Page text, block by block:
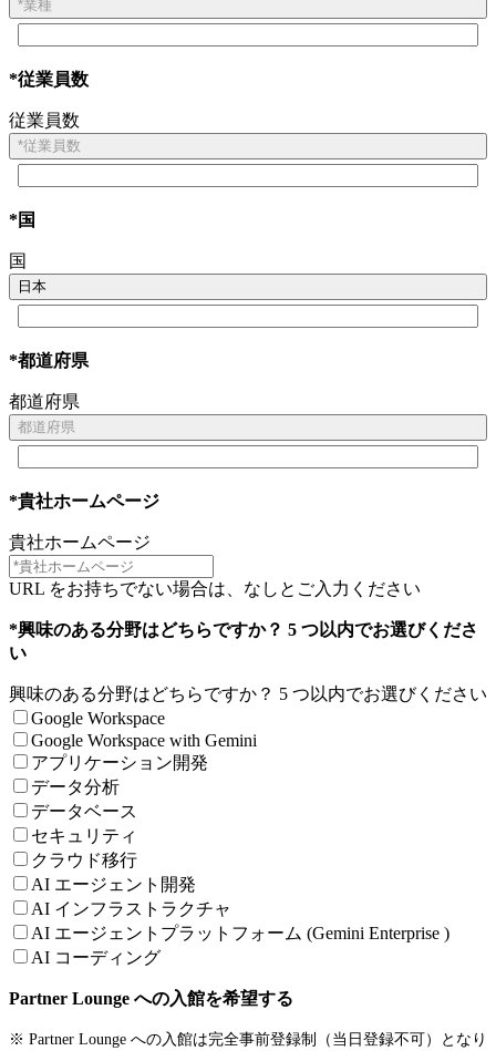
*業種
*従業員数
従業員数
*従業員数
*国
国
日本
*都道府県
都道府県
都道府県
*貴社ホームページ
貴社ホームページ
URL をお持ちでない場合は、なしとご入力ください
*興味のある分野はどちらですか？ 5 つ以内でお選びくださ
い
興味のある分野はどちらですか？ 5 つ以内でお選びください
Google Workspace
Google Workspace with Gemini
アプリケーション開発
データ分析
データベース
セキュリティ
クラウド移行
AI エージェント開発
AI インフラストラクチャ
AI エージェントプラットフォーム (Gemini Enterprise )
AI コーディング
Partner Lounge への入館を希望する
※ Partner Lounge への入館は完全事前登録制（当日登録不可）となり